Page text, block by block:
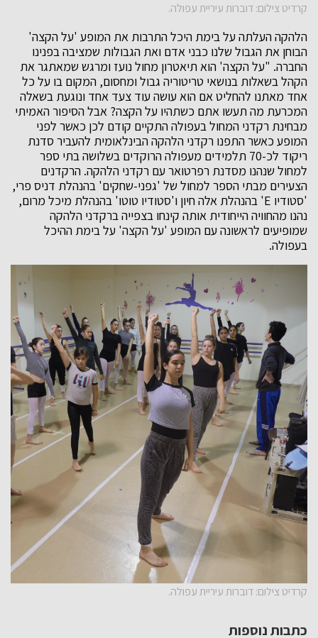
קרדיט צילום: דוברות עיריית עפולה.
הלהקה העלתה על בימת היכל התרבות את המופע 'על הקצה'
הבוחן את הגבול שלנו כבני אדם ואת הגבולות שמציבה בפנינו
החברה. "על הקצה' הוא תיאטרון מחול נועז ומרגש שמאתגר את
הקהל בשאלות בנושאי טריטוריה גבול ומחסום, המקום בו על כל
אחד מאתנו להחליט אם הוא עושה עוד צעד אחד ונוגעת בשאלה
המכרעת מה תעשו אתם כשתהיו על הקצה? אבל הסיפור האמיתי
מבחינת רקדני המחול בעפולה התקיים קודם לכן כאשר לפני
המופע כאשר התפנו רקדני הלהקה הבינלאומית להעביר סדנת
ריקוד לכ-70 תלמידים מעפולה הרוקדים בשלושה בתי ספר
למחול שנהנו מסדנת רפרטואר עם רקדני הלהקה. הרקדנים
הצעירים מבתי הספר למחול של 'גפני-שחקים' בהנהלת דניס פרי,
'סטודיו E' בהנהלת אלה חיון ו'סטודיו טוטו' בהנהלת מיכל מרום,
נהנו מהחוויה הייחודית אותה קינחו בצפייה ברקדני הלהקה
שמופיעים לראשונה עם המופע 'על הקצה' על בימת ההיכל
בעפולה.
קרדיט צילום: דוברות עיריית עפולה.
כתבות נוספות